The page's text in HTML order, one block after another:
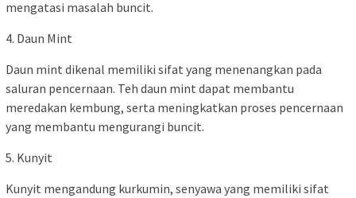
mengatasi masalah buncit.
4. Daun Mint
Daun mint dikenal memiliki sifat yang menenangkan pada
saluran pencernaan. Teh daun mint dapat membantu
meredakan kembung, serta meningkatkan proses pencernaan
yang membantu mengurangi buncit.
5. Kunyit
Kunyit mengandung kurkumin, senyawa yang memiliki sifat